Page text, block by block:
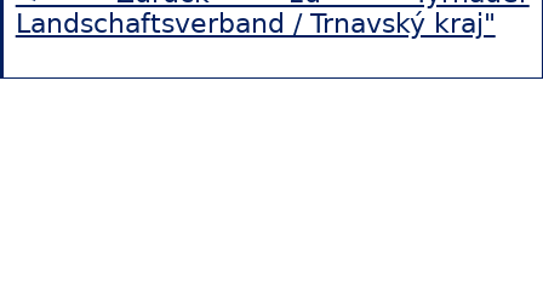
Landschaftsverband / Trnavský kraj"